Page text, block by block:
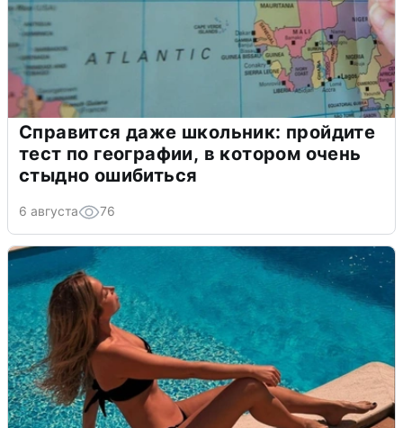
Справится даже школьник: пройдите
тест по географии, в котором очень
стыдно ошибиться
6 августа 76